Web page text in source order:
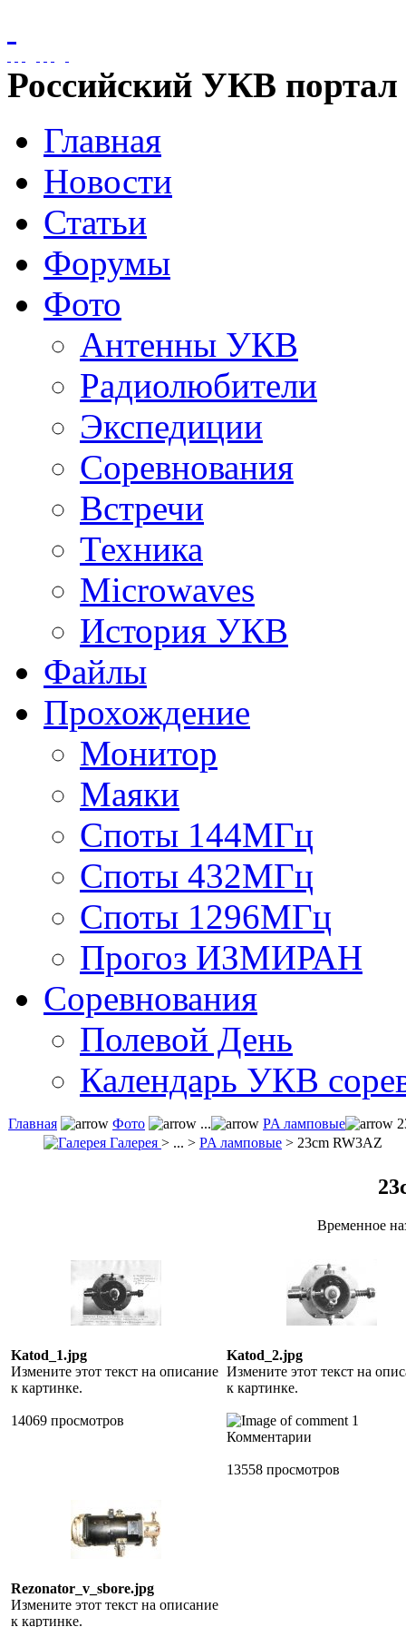
Российский УКВ портал
Главная
Новости
Статьи
Форумы
Фото
Антенны УКВ
Радиолюбители
Экспедиции
Соревнования
Встречи
Техника
Microwaves
История УКВ
Файлы
Прохождение
Монитор
Маяки
Споты 144МГц
Споты 432МГц
Споты 1296МГц
Прогоз ИЗМИРАН
Соревнования
Полевой День
Календарь УКВ
Главная Фото ... PA ламповые
Галерея > ... > PA ламповые > 23cm RW3AZ
Временное
Katod_1.jpg
Измените этот текст на описание
к картинке.
14069 просмотров
Katod_2.jpg
Измените этот текст на
к картинке.
1
Комментарии
13558 просмотров
Rezonator_v_sbore.jpg
Измените этот текст на описание
к картинке.